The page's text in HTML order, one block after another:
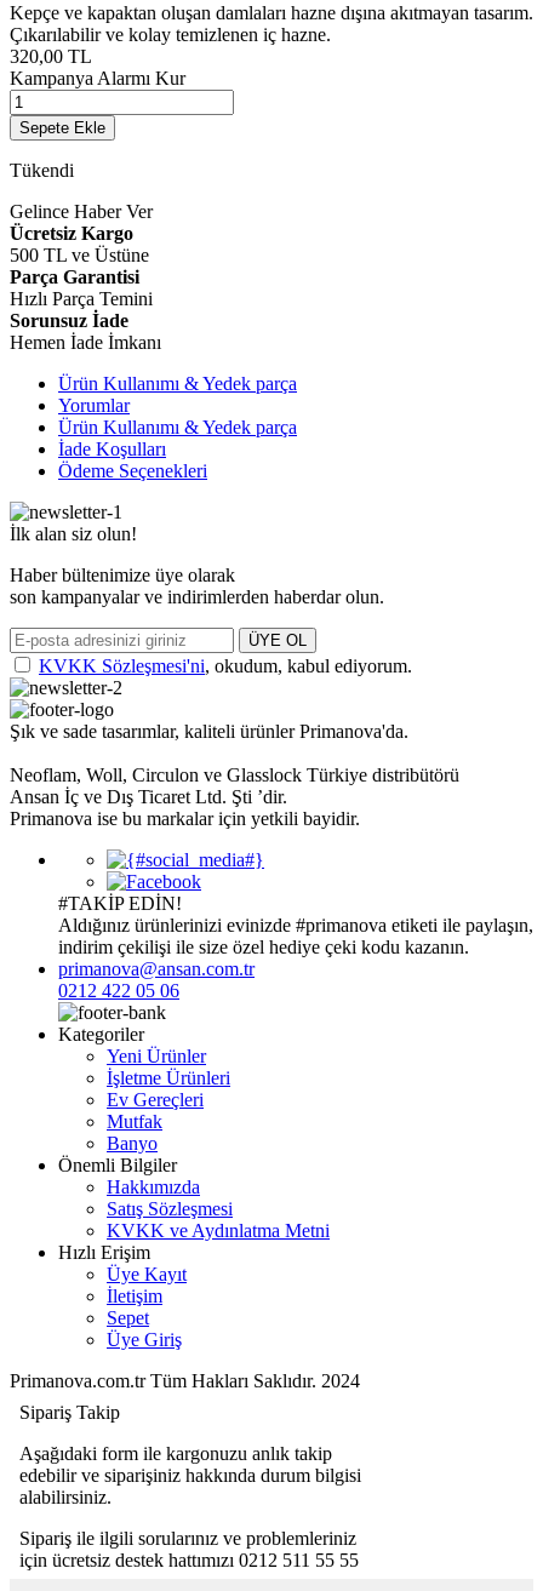
Kepçe ve kapaktan oluşan damlaları hazne dışına akıtmayan tasarım.
Çıkarılabilir ve kolay temizlenen iç hazne.
320,00 TL
Kampanya Alarmı Kur
Sepete Ekle
Tükendi
Gelince Haber Ver
Ücretsiz Kargo
500 TL ve Üstüne
Parça Garantisi
Hızlı Parça Temini
Sorunsuz İade
Hemen İade İmkanı
Ürün Kullanımı & Yedek parça
Yorumlar
Ürün Kullanımı & Yedek parça
İade Koşulları
Ödeme Seçenekleri
İlk alan siz olun!
Haber bültenimize üye olarak
son kampanyalar ve indirimlerden haberdar olun.
ÜYE OL
KVKK Sözleşmesi'ni, okudum, kabul ediyorum.
Şık ve sade tasarımlar, kaliteli ürünler Primanova'da.
Neoflam, Woll, Circulon ve Glasslock Türkiye distribütörü
Ansan İç ve Dış Ticaret Ltd. Şti ’dir.
Primanova ise bu markalar için yetkili bayidir.
#TAKİP EDİN!
Aldığınız ürünlerinizi evinizde #primanova etiketi ile paylaşın,
indirim çekilişi ile size özel hediye çeki kodu kazanın.
primanova@ansan.com.tr
0212 422 05 06
Kategoriler
Yeni Ürünler
İşletme Ürünleri
Ev Gereçleri
Mutfak
Banyo
Önemli Bilgiler
Hakkımızda
Satış Sözleşmesi
KVKK ve Aydınlatma Metni
Hızlı Erişim
Üye Kayıt
İletişim
Sepet
Üye Giriş
Primanova.com.tr Tüm Hakları Saklıdır. 2024